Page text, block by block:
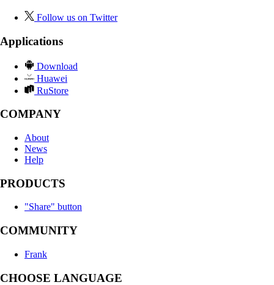
Follow us on Twitter
Applications
Download
Huawei
RuStore
COMPANY
About
News
Help
PRODUCTS
"Share" button
COMMUNITY
Frank
CHOOSE LANGUAGE